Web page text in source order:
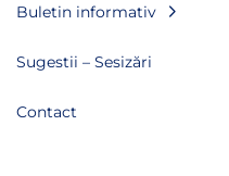
Buletin informativ
Sugestii – Sesizări
Contact